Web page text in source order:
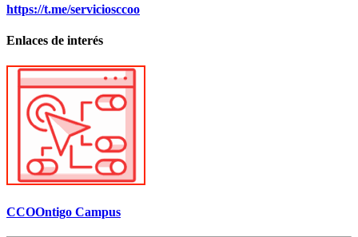
https://t.me/serviciosccoo
Enlaces de interés
CCOOntigo Campus